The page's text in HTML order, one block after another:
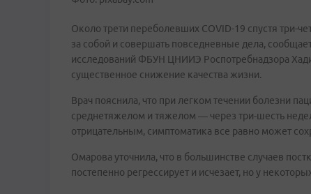
Около трети переболевших COVID-19 спустя три-
за собой и совершать повседневные дела,
исследований ФБУН ЦНИИЭ Роспотребнадзора
существенное снижение качества жизни.
Врач пояснила, что при легком течении болезни
среднетяжелом и тяжелом — через три-шесть
отрицательным, симптоматика все равно может
Омарова уточнила, что в большинстве случаев
постепенно регрессирует и исчезает, но у